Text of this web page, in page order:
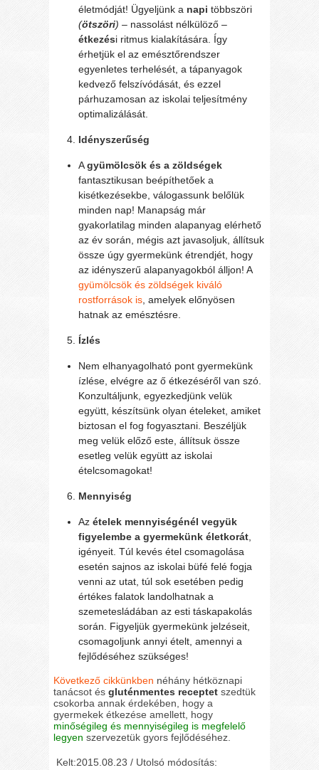
életmódját! Ügyeljünk a napi többszöri
(ötszöri) – nassolást nélkülöző –
étkezési ritmus kialakítására. Így
érhetjük el az emésztőrendszer
egyenletes terhelését, a tápanyagok
kedvező felszívódását, és ezzel
párhuzamosan az iskolai teljesítmény
optimalizálását.
Idényszerűség
Agyümölcsök és a zöldségek
fantasztikusan beépíthetőek a
kisétkezésekbe, válogassunk belőlük
minden nap! Manapság már
gyakorlatilag minden alapanyag elérhető
az év során, mégis azt javasoljuk, állítsuk
össze úgy gyermekünk étrendjét, hogy
az idényszerű alapanyagokból álljon! A
gyümölcsök és zöldségek kiváló
rostforrások is , amelyek előnyösen
hatnak az emésztésre.
Ízlés
Nem elhanyagolható pont gyermekünk
ízlése, elvégre az ő étkezéséről van szó.
Konzultáljunk, egyezkedjünk velük
együtt, készítsünk olyan ételeket, amiket
biztosan el fog fogyasztani. Beszéljük
meg velük előző este, állítsuk össze
esetleg velük együtt az iskolai
ételcsomagokat!
Mennyiség
Azételek mennyiségénél vegyük
figyelembe a gyermekünk életkorát
igényeit. Túl kevés étel csomagolása
esetén sajnos az iskolai büfé felé fogja
venni az utat, túl sok esetében pedig
értékes falatok landolhatnak a
szemetesládában az esti táskapakolás
során. Figyeljük gyermekünk jelzéseit,
csomagoljunk annyi ételt, amennyi a
fejlődéséhez szükséges!
Következő cikkünkben néhány hétköznapi
tanácsot ésgluténmentes receptetszedtük
csokorba annak érdekében, hogy a
gyermekek étkezése amellett, hogy
minőségileg és mennyiségileg is megfelelő
legyen szervezetük gyors fejlődéséhez.
Kelt:2015.08.23 / Utolsó módosítás: